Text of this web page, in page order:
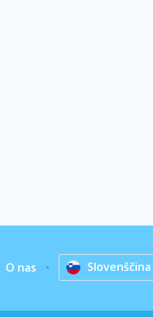
O nas Slovenščina